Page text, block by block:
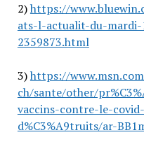
2)https://
ats-l-actualit-du-
2359873.html
3)https://
ch/sante/other/
vaccins-contre-le-
d%C3%A9truits/ar-